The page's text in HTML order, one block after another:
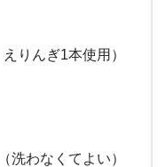
りんぎ1本使用）
洗わなくてよい）